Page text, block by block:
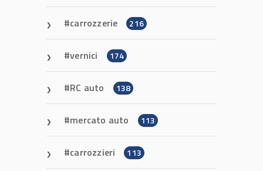
carrozzerie 216
vernici 174
RC auto 138
mercato auto 113
carrozzieri 113